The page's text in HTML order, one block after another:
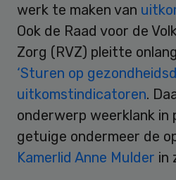
werk te maken van
Ook de Raad voor de
Zorg (RVZ) pleitte
‘Sturen op
uitkomstindicatoren.
onderwerp weerklank in
getuige ondermeer de
Kamerlid Anne Mulder in